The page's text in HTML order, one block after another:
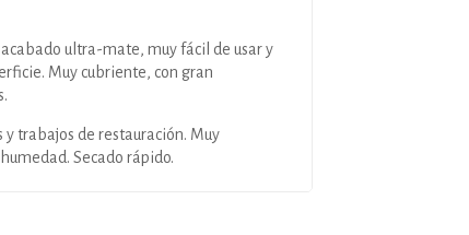
ultra-mate, muy fácil de usar y
Muy cubriente, con gran
y trabajos de restauración. Muy
Secado rápido.